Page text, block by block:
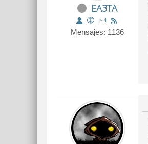
EA3TA
Mensajes: 1136